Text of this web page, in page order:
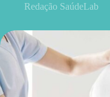
Redação SaúdeLab